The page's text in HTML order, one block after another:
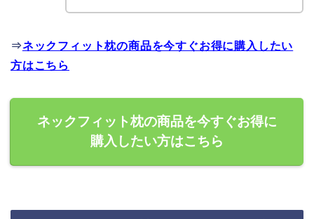
⇒ネックフィット枕の商品を今すぐお得に購入したい
方はこちら
ネックフィット枕の商品を今すぐお得に
購入したい方はこちら